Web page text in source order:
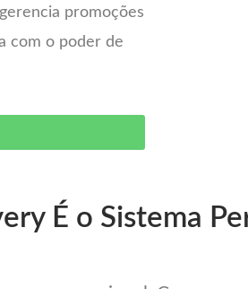
promoções
com o poder de
É o Sistema